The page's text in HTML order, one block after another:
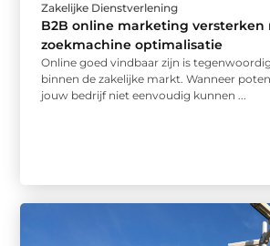
Zakelijke Dienstverlening
B2B online marketing
zoekmachine optimalisatie
Online goed vindbaar zijn is
binnen de zakelijke markt. Wanneer
jouw bedrijf niet eenvoudig kunnen ...